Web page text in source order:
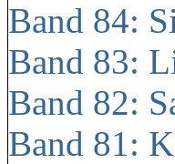
Band 84:
Band 83:
Band 82:
Band 81: